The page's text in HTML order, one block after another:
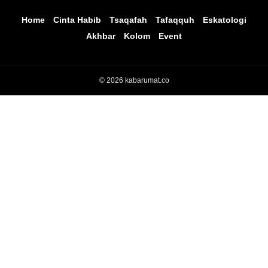
Home Cinta Habib Tsaqafah Tafaqquh
Eskatologi
Akhbar
Kolom Event
© 2026 kabarumat.co